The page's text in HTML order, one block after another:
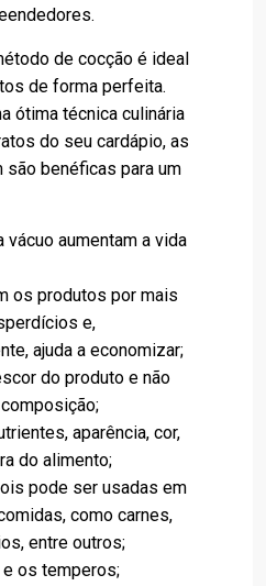
de cocção é ideal
de forma perfeita.
ótima técnica culinária
do seu cardápio, as
são benéficas para um
aumentam a vida
os produtos por mais
e,
ajuda a economizar;
do produto e não
aparência, cor,
do alimento;
pode ser usadas em
como carnes,
entre outros;
os temperos;